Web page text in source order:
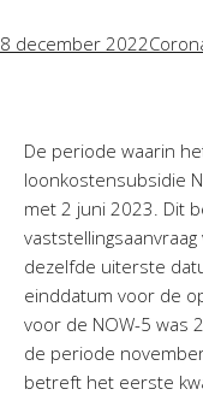
Bedrijfseconomisch
Belastingadvies
Online boekhouden
Nieuws&
Nieuwsbrief
8 december 2022
De periode waarin
loonkostensubsidie
met 2 juni 2023. Dit
dezelfde uiterste
einddatum voor de
voor de NOW-5 was
de periode
betreft het eerste